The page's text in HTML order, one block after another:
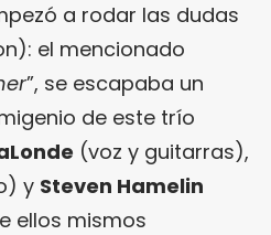
a rodar las dudas
el mencionado
”, se escapaba un
de este trío
(voz y guitarras),
y Steven Hamelin
ellos mismos